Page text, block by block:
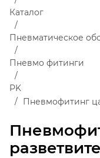
Каталог
Пневматическое
Пневмо фитинги
PK
Пневмофитинг